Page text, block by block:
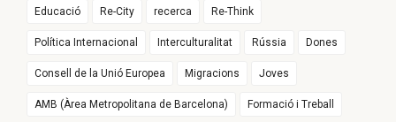
Educació Re-City recerca Re-Think
Política Internacional Interculturalitat Rússia Dones
Consell de la Unió Europea Migracions Joves
AMB (Àrea Metropolitana de Barcelona) Formació i Treball